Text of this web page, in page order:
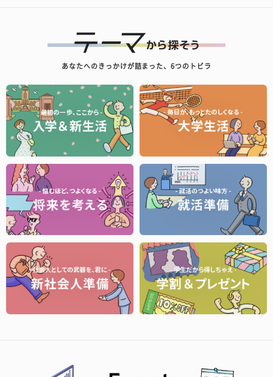
あなたへのきっかけが詰まった、6つのトビラ